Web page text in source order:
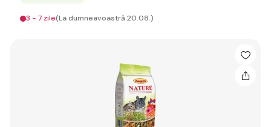
3 - 7 zile(La dumneavoastră 20.08.)